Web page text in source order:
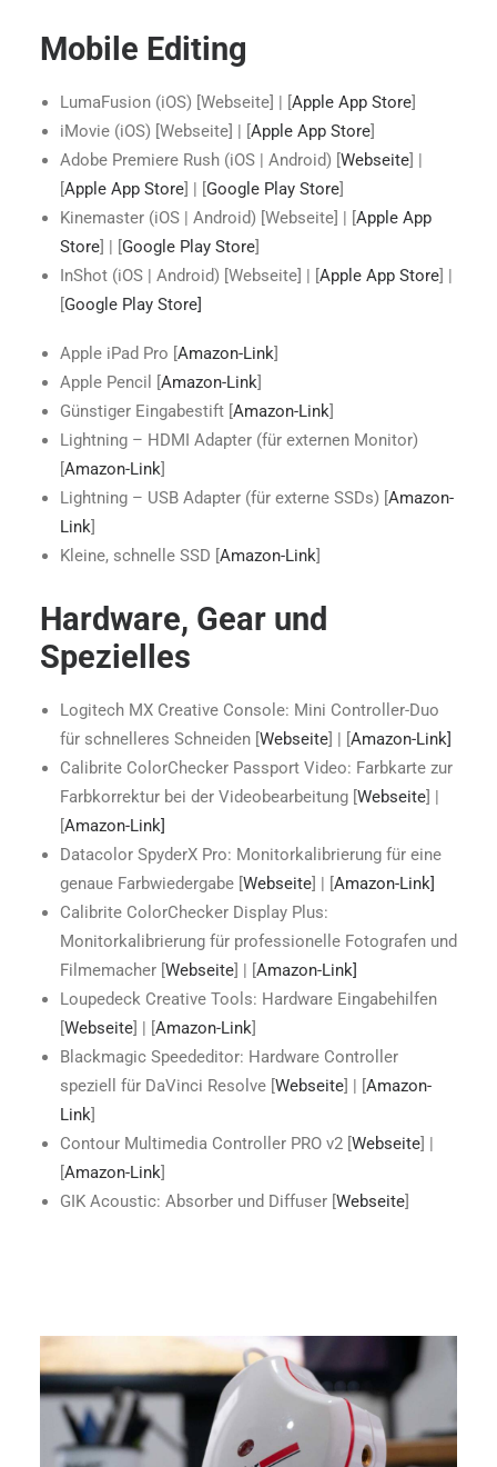
Mobile Editing
LumaFusion (iOS) [Webseite] | [Apple App Store]
iMovie (iOS) [Webseite] | [Apple App Store]
Adobe Premiere Rush (iOS | Android) [Webseite] |
[Apple App Store] | [Google Play Store]
Kinemaster (iOS | Android) [Webseite] | [Apple App
Store] | [Google Play Store]
InShot (iOS | Android) [Webseite] | [Apple App Store] |
[Google Play Store]
Apple iPad Pro [Amazon-Link]
Apple Pencil [Amazon-Link]
Günstiger Eingabestift [Amazon-Link]
Lightning – HDMI Adapter (für externen Monitor)
[Amazon-Link]
Lightning – USB Adapter (für externe SSDs) [Amazon-
Link]
Kleine, schnelle SSD [Amazon-Link]
Hardware, Gear und
Spezielles
Logitech MX Creative Console: Mini Controller-Duo
für schnelleres Schneiden [Webseite] | [Amazon-Link]
Calibrite ColorChecker Passport Video: Farbkarte zur
Farbkorrektur bei der Videobearbeitung [Webseite] |
[Amazon-Link]
Datacolor SpyderX Pro: Monitorkalibrierung für eine
genaue Farbwiedergabe [Webseite] | [Amazon-Link]
Calibrite ColorChecker Display Plus:
Monitorkalibrierung für professionelle Fotografen und
Filmemacher [Webseite] | [Amazon-Link]
Loupedeck Creative Tools: Hardware Eingabehilfen
[Webseite] | [Amazon-Link]
Blackmagic Speededitor: Hardware Controller
speziell für DaVinci Resolve [Webseite] | [Amazon-
Link]
Contour Multimedia Controller PRO v2 [Webseite] |
[Amazon-Link]
GIK Acoustic: Absorber und Diffuser [Webseite]